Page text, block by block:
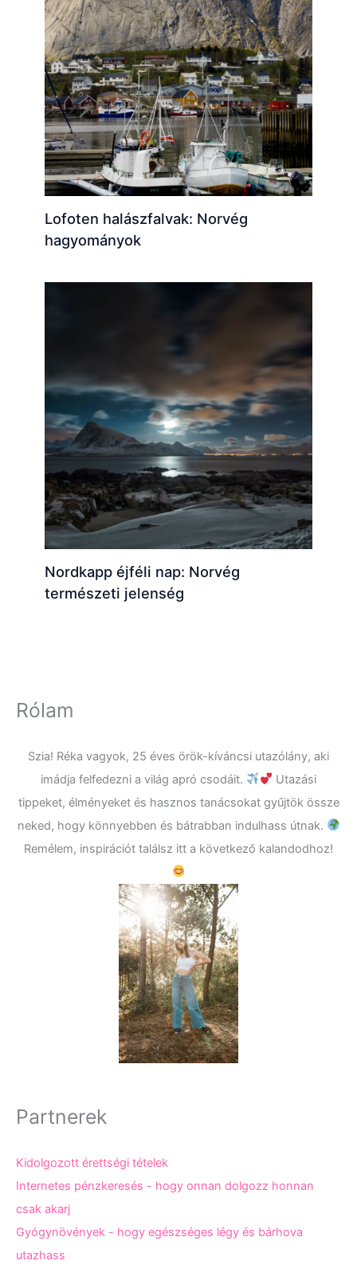
Lofoten halászfalvak: Norvég
hagyományok
Nordkapp éjféli nap: Norvég
természeti jelenség
Rólam
Szia! Réka vagyok, 25 éves örök-kíváncsi utazólány, aki
imádja felfedezni a világ apró csodáit.
Utazási
tippeket, élményeket és hasznos tanácsokat gyűjtök össze
neked, hogy könnyebben és bátrabban indulhass útnak.
Remélem, inspirációt találsz itt a következő kalandodhoz!
Partnerek
Kidolgozott érettségi tételek
Internetes pénzkeresés - hogy onnan dolgozz honnan
csak akarj
Gyógynövények - hogy egészséges légy és bárhova
utazhass